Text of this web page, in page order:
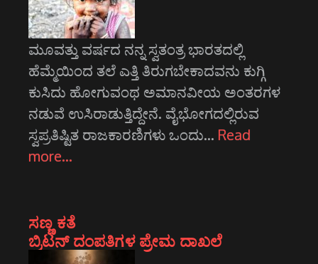
ಮೂವತ್ತು ವರ್ಷದ ನನ್ನ ಸ್ವತಂತ್ರ ಭಾರತದಲ್ಲಿ
ಹೆಮ್ಮೆಯಿಂದ ತಲೆ ಎತ್ತಿ ತಿರುಗಬೇಕಾದವನು ಕುಗ್ಗಿ
ಕುಸಿದು ಹೋಗುವಂಥ ಅಮಾನವೀಯ ಅಂತರಗಳ
ನಡುವೆ ಉಸಿರಾಡುತ್ತಿದ್ದೇನೆ. ವೈಭೋಗದಲ್ಲಿರುವ
ಸ್ವಪ್ರತಿಷ್ಟಿತ ರಾಜಕಾರಣಿಗಳು ಒಂದು… Read
more…
ಸಣ್ಣ ಕತೆ
ಬ್ರಿಟನ್ ದಂಪತಿಗಳ ಪ್ರೇಮ ದಾಖಲೆ